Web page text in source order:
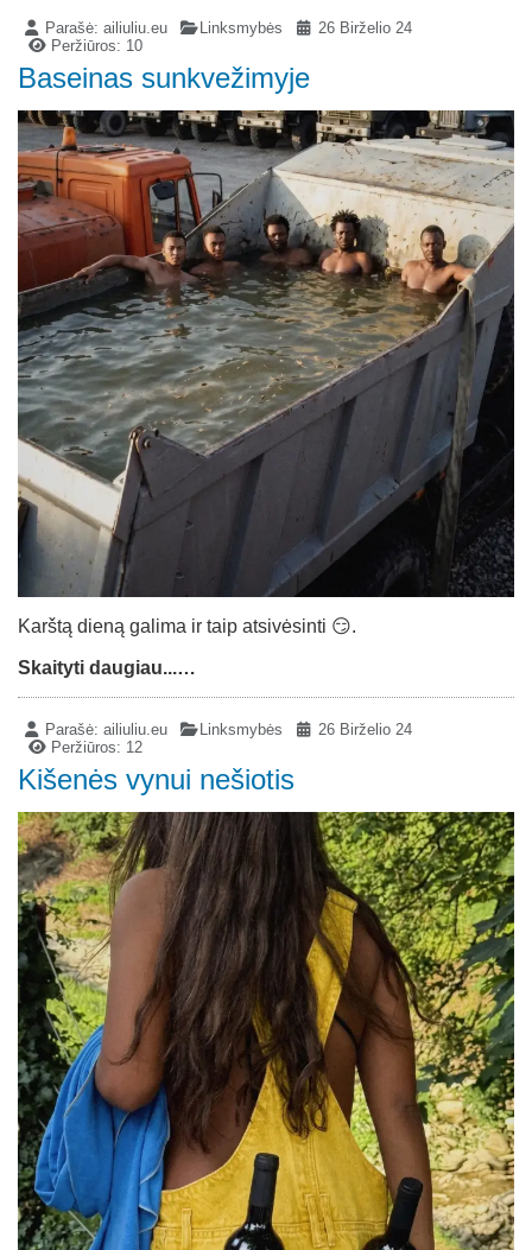
Parašė:ailiuliu.eu Linksmybės
26 Birželio 24
Peržiūros: 10
Baseinas sunkvežimyje
Karštą dieną galima ir taip atsivėsinti 😏.
Skaityti daugiau...…
Parašė:ailiuliu.eu Linksmybės
26 Birželio 24
Peržiūros: 12
Kišenės vynui nešiotis